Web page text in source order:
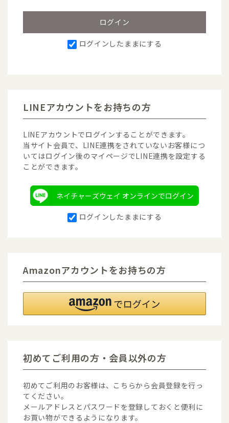
ログインしたままにする
LINEアカウントをお持ちの方
LINEアカウントでログインすることができます。
当サイト会員で、LINE連携をされていないお客様につ
いてはログイン後のマイページでLINE連携を設定する
ことができます。
ネイチャーズウェイ オンラインでログイン
ログインしたままにする
Amazonアカウントをお持ちの方
初めてご利用の方・会員以外の方
初めてご利用のお客様は、こちらから会員登録を行っ
てください。
メールアドレスとパスワードを登録しておくと便利に
お買い物ができるようになります。